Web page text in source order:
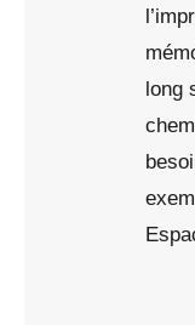
long